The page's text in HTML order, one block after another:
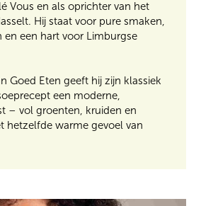
Vous en als oprichter van het
Hij staat voor pure smaken,
en een hart voor Limburgse
Goed Eten geeft hij zijn klassiek
een moderne,
– vol groenten, kruiden en
hetzelfde warme gevoel van